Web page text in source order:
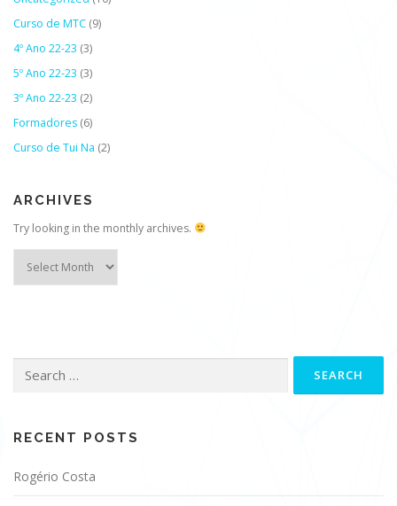
Curso de MTC (9)
4º Ano 22-23 (3)
5º Ano 22-23 (3)
3º Ano 22-23 (2)
Formadores (6)
Curso de Tui Na (2)
ARCHIVES
Try looking in the monthly archives.
for:
RECENT POSTS
Rogério Costa